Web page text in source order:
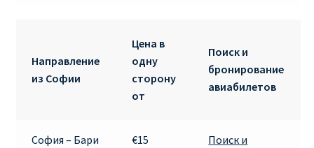
Авиабилеты Ryanair на Тенерифе от €15
АВИАБИЛЕТЫ RYANAIR ОТ € 12
АВИАБИЛЕТЫ ВИЛЬНЮС БАРСЕЛОНА
Направление
из Софии
Цена в
одну
сторону
от
Поиск и
бронирование
авиабилетов
София – Бари €15
Поиск и